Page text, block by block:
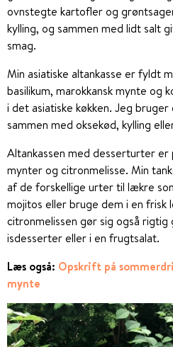
ovnstegte kartofler og
kylling, og sammen med lidt salt
smag.
Min asiatiske altankasse er fyldt
basilikum, marokkansk mynte og
i det asiatiske køkken. Jeg
sammen med oksekød, kylling
Altankassen med desserturter
mynter og citronmelisse. Min
af de forskellige urter til lækre
mojitos eller bruge dem i en frisk
citronmelissen gør sig også
isdesserter eller i en frugtsalat.
Læs også: Opskrift på
mynte